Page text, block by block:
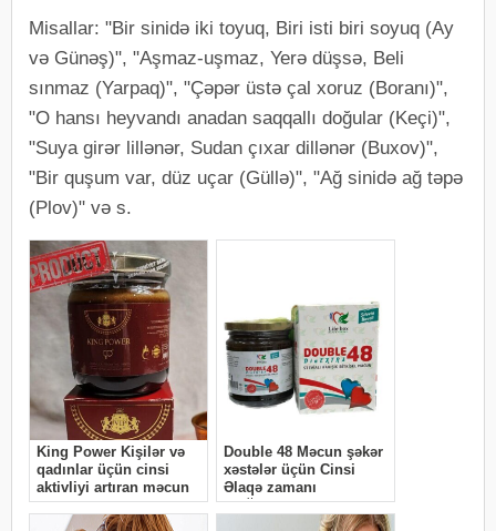
Misallar: "Bir sinidə iki toyuq, Biri isti biri soyuq (Ay
və Günəş)", "Aşmaz-uşmaz, Yerə düşsə, Beli
sınmaz (Yarpaq)", "Çəpər üstə çal xoruz (Boranı)",
"O hansı heyvandı anadan saqqallı doğular (Keçi)",
"Suya girər lillənər, Sudan çıxar dillənər (Buxov)",
"Bir quşum var, düz uçar (Güllə)", "Ağ sinidə ağ təpə
(Plov)" və s.